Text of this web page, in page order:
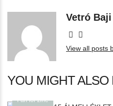
Vetró Baji
View all posts
YOU MIGHT ALSO
Fan for zine